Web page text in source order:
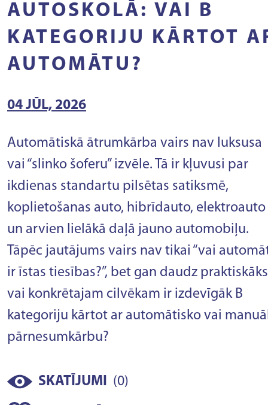
AUTOSKOLĀ: VAI B
KATEGORIJU KĀRTOT
AUTOMĀTU?
04 JŪL, 2026
Automātiskā ātrumkārba vairs nav luksusa
vai “slinko šoferu” izvēle. Tā ir kļuvusi par
ikdienas standartu pilsētas satiksmē,
koplietošanas auto, hibrīdauto, elektroauto
un arvien lielākā daļā jauno automobiļu.
Tāpēc jautājums vairs nav tikai “vai
ir īstas tiesības?”, bet gan daudz
vai konkrētajam cilvēkam ir izdevīgāk B
kategoriju kārtot ar automātisko vai
pārnesumkārbu?
SKATĪJUMI (0)